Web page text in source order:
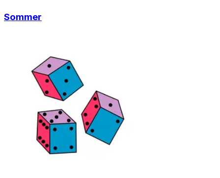
Sommer